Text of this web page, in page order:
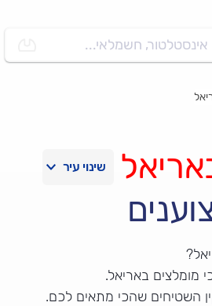
אינסטלטור, חשמלאי...
מומלצים באריאל.
השטיחים שהכי מתאים לכם.